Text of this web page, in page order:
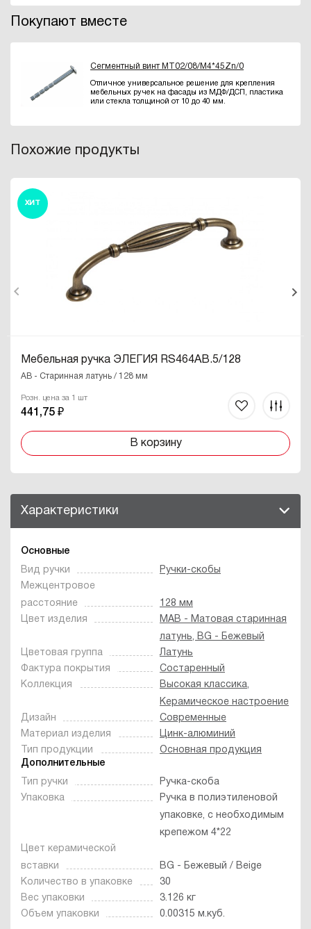
Покупают вместе
Сегментный винт MT02/08/M4*45Zn/0
Отличное универсальное решение для крепления
мебельных ручек на фасады из МДФ/ДСП, пластика
или стекла толщиной от 10 до 40 мм.
Похожие продукты
ХИТ
Мебельная ручка ЭЛЕГИЯ RS464AB.5/128
AB - Старинная латунь / 128 мм
Розн. цена за 1 шт
441,75 ₽
В корзину
Характеристики
Основные
Вид ручки
Ручки-скобы
Межцентровое
расстояние
128 мм
Цвет изделия
MAB - Матовая старинная
латунь, BG - Бежевый
Цветовая группа
Латунь
Фактура покрытия
Состаренный
Коллекция
Высокая классика,
Керамическое настроение
Дизайн
Современные
Материал изделия
Цинк-алюминий
Тип продукции
Основная продукция
Дополнительные
Тип ручки
Ручка-скоба
Упаковка
Ручка в полиэтиленовой
упаковке, с необходимым
крепежом 4*22
Цвет керамической
вставки
BG - Бежевый / Beige
Количество в упаковке
30
Вес упаковки
3.126 кг
Объем упаковки
0.00315 м.куб.